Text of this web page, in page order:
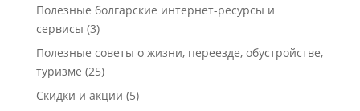
Полезные болгарские интернет-ресурсы и
сервисы (3)
Полезные советы о жизни, переезде, обустройстве,
туризме (25)
Скидки и акции (5)